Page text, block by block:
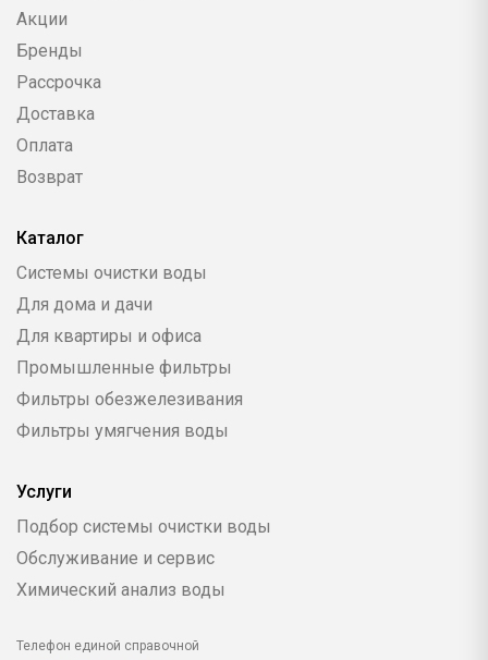
Акции
Бренды
Рассрочка
Доставка
Оплата
Возврат
Каталог
Системы очистки воды
Для дома и дачи
Для квартиры и офиса
Промышленные фильтры
Фильтры обезжелезивания
Фильтры умягчения воды
Услуги
Подбор системы очистки воды
Обслуживание и сервис
Химический анализ воды
Телефон единой справочной